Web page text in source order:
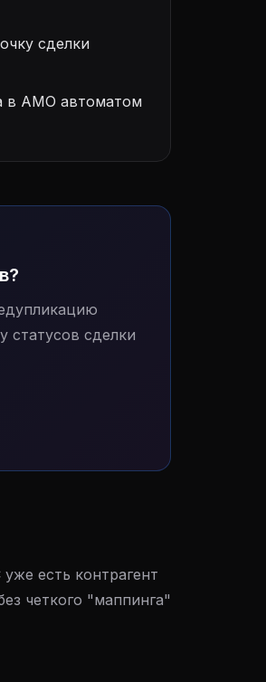
сделки
в АМО автоматом
статусов сделки
есть контрагент
четкого "маппинга"